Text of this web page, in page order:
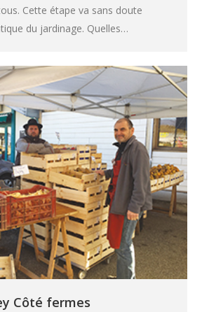
Cette étape va sans doute
du jardinage. Quelles…
Côté fermes